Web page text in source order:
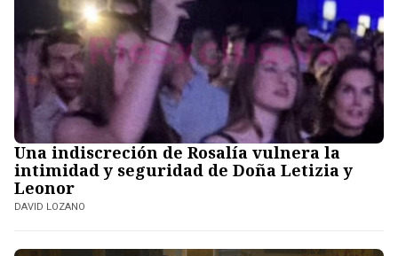
Una indiscreción de Rosalía vulnera la
intimidad y seguridad de Doña Letizia y
Leonor
DAVID LOZANO